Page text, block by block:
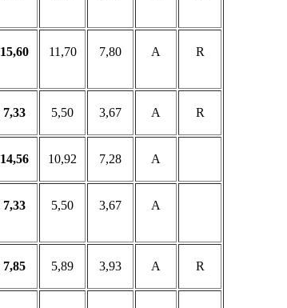
15,60 11,70 7,80 A R
7,33 5,50 3,67 A R
14,56 10,92 7,28 A
7,33 5,50 3,67 A
7,85 5,89 3,93 A R